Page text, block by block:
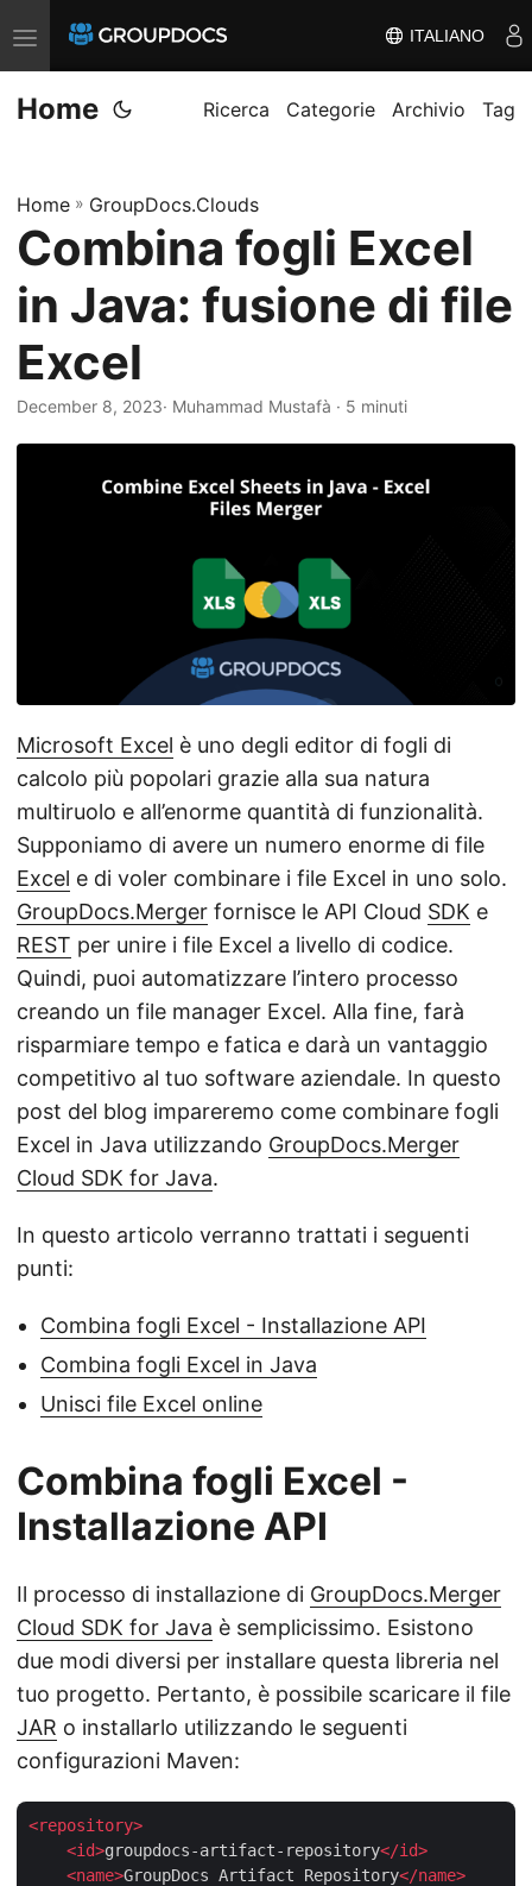
A
t
t
a
/
d
s
a
t
t
v
i
g
a
z
i
o
n
e
ITALIANO
Home Ricerca Categorie Archivio Tag
Home » GroupDocs.Clouds
Combina fogli Excel
in Java: fusione di file
Excel
December 8, 2023· Muhammad Mustafà · 5 minuti
Microsoft Excel è uno degli editor di fogli di
calcolo più popolari grazie alla sua natura
multiruolo e all’enorme quantità di funzionalità.
Supponiamo di avere un numero enorme di file
Excel e di voler combinare i file Excel in uno solo.
GroupDocs.Merger fornisce le API Cloud SDK e
REST per unire i file Excel a livello di codice.
Quindi, puoi automatizzare l’intero processo
creando un file manager Excel. Alla fine, farà
risparmiare tempo e fatica e darà un vantaggio
competitivo al tuo software aziendale. In questo
post del blog impareremo come combinare fogli
Excel in Java utilizzando GroupDocs.Merger
Cloud SDK for Java.
In questo articolo verranno trattati i seguenti
punti:
Combina fogli Excel - Installazione API
Combina fogli Excel in Java
Unisci file Excel online
Combina fogli Excel -
Installazione API
Il processo di installazione di GroupDocs.Merger
Cloud SDK for Java è semplicissimo. Esistono
due modi diversi per installare questa libreria nel
tuo progetto. Pertanto, è possibile scaricare il file
JAR o installarlo utilizzando le seguenti
configurazioni Maven:
<repository>
<id>groupdocs-artifact-repository</id>
<name>GroupDocs Artifact Repository</name>